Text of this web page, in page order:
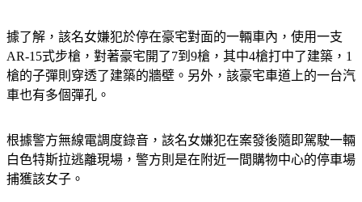
據了解，該名女嫌犯於停在豪宅對面的一輛車內，使用一支
AR-15式步槍，對著豪宅開了7到9槍，其中4槍打中了建築，1
槍的子彈則穿透了建築的牆壁。另外，該豪宅車道上的一台汽
車也有多個彈孔。
根據警方無線電調度錄音，該名女嫌犯在案發後隨即駕駛一輛
白色特斯拉逃離現場，警方則是在附近一間購物中心的停車場
捕獲該女子。